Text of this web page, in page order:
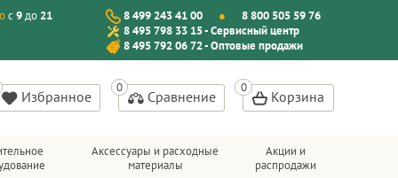
с9до 21 8 499 243 41 00
8 800 505 59 76
8 495 798 33 15 - Сервисный центр
8 495 792 06 72 - Оптовые продажи
Избранное Сравнение Корзина
Аксессуары и расходные
материалы
Акции и
распродажи